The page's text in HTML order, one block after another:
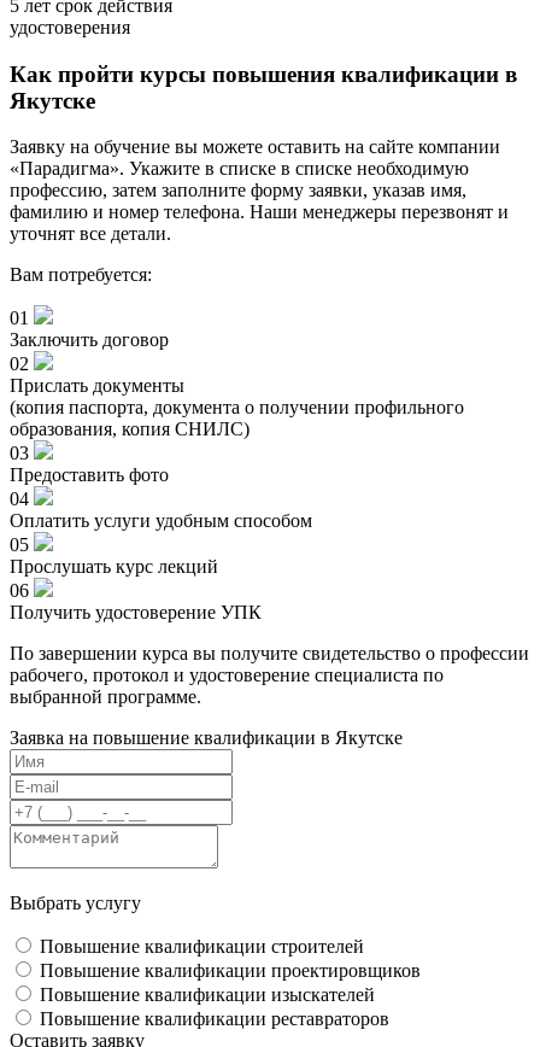
5 лет срок действия
удостоверения
Как пройти курсы повышения квалификации в
Якутске
Заявку на обучение вы можете оставить на сайте компании
«Парадигма». Укажите в списке в списке необходимую
профессию, затем заполните форму заявки, указав имя,
фамилию и номер телефона. Наши менеджеры перезвонят и
уточнят все детали.
Вам потребуется:
01
Заключить договор
02
Прислать документы
(копия паспорта, документа о получении профильного
образования, копия СНИЛС)
03
Предоставить фото
04
Оплатить услуги удобным способом
05
Прослушать курс лекций
06
Получить удостоверение УПК
По завершении курса вы получите свидетельство о профессии
рабочего, протокол и удостоверение специалиста по
выбранной программе.
Заявка на повышение квалификации в Якутске
Выбрать услугу
Повышение квалификации строителей
Повышение квалификации проектировщиков
Повышение квалификации изыскателей
Повышение квалификации реставраторов
Оставить заявку